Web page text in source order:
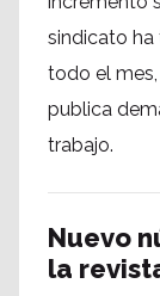
sindicato
todo el
publica
trabajo.
Nuevo
la